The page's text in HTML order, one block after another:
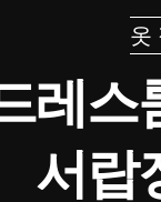
옷
레스
서랍